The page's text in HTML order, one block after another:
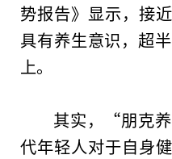
势报告》显示，接近
具有养生意识，超
上。
其实，“朋克
代年轻人对于自身